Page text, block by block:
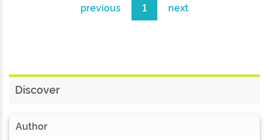
previous 1 next
Discover
Author